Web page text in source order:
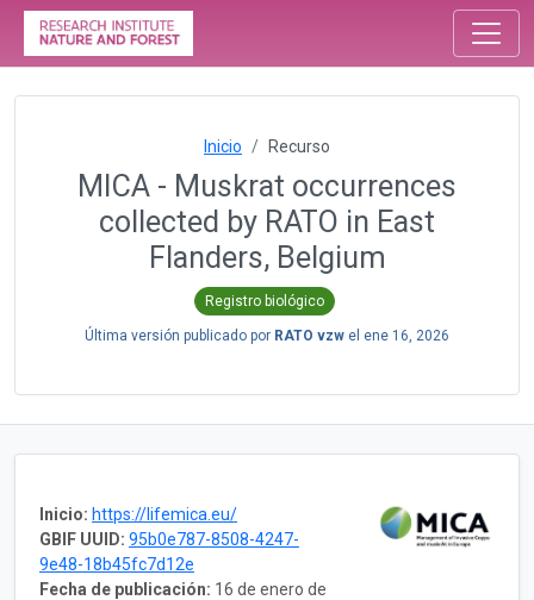
Inicio Recurso
MICA - Muskrat occurrences
collected by RATO in East
Flanders, Belgium
Registro biológico
Última versión publicado por RATO vzw el ene 16, 2026
Inicio: https://lifemica.eu/
GBIF UUID: 95b0e787-8508-4247-
9e48-18b45fc7d12e
Fecha de publicación: 16 de enero de